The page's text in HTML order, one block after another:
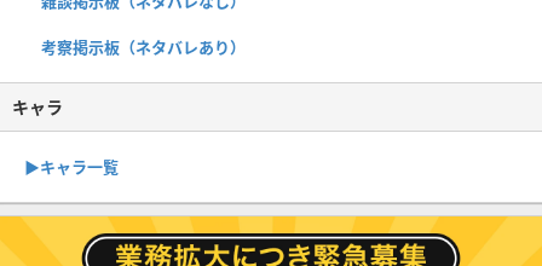
考察掲示板（ネタバレあり）
キャラ
▶︎キャラ一覧